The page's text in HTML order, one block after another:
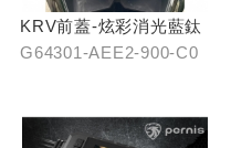
KRV前蓋-炫彩消光藍鈦
G64301-AEE2-900-C0